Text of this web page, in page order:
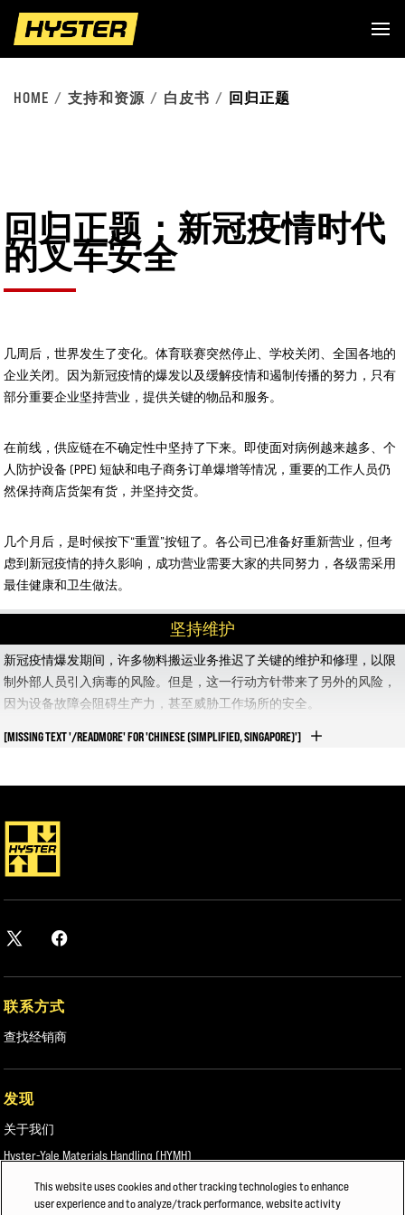
HOME 支持和资源 白皮书 回归正题
回归正题：新冠疫情时代
的叉车安全
几周后，世界发生了变化。体育联赛突然停止、学校关闭、全国各地的
企业关闭。因为新冠疫情的爆发以及缓解疫情和遏制传播的努力，只有
部分重要企业坚持营业，提供关键的物品和服务。
在前线，供应链在不确定性中坚持了下来。即使面对病例越来越多、个
人防护设备 (PPE) 短缺和电子商务订单爆增等情况，重要的工作人员仍
然保持商店货架有货，并坚持交货。
几个月后，是时候按下“重置”按钮了。各公司已准备好重新营业，但考
虑到新冠疫情的持久影响，成功营业需要大家的共同努力，各级需采用
最佳健康和卫生做法。
坚持维护
新冠疫情爆发期间，许多物料搬运业务推迟了关键的维护和修理，以限
制外部人员引入病毒的风险。但是，这一行动方针带来了另外的风险，
因为设备故障会阻碍生产力，甚至威胁工作场所的安全。
[MISSING TEXT '/READMORE' FOR 'CHINESE (SIMPLIFIED, SINGAPORE)']
联系方式
查找经销商
发现
关于我们
Hyster-Yale Materials Handling (HYMH)
This website uses cookies and other tracking technologies to enhance
user experience and to analyze/track performance, website activity